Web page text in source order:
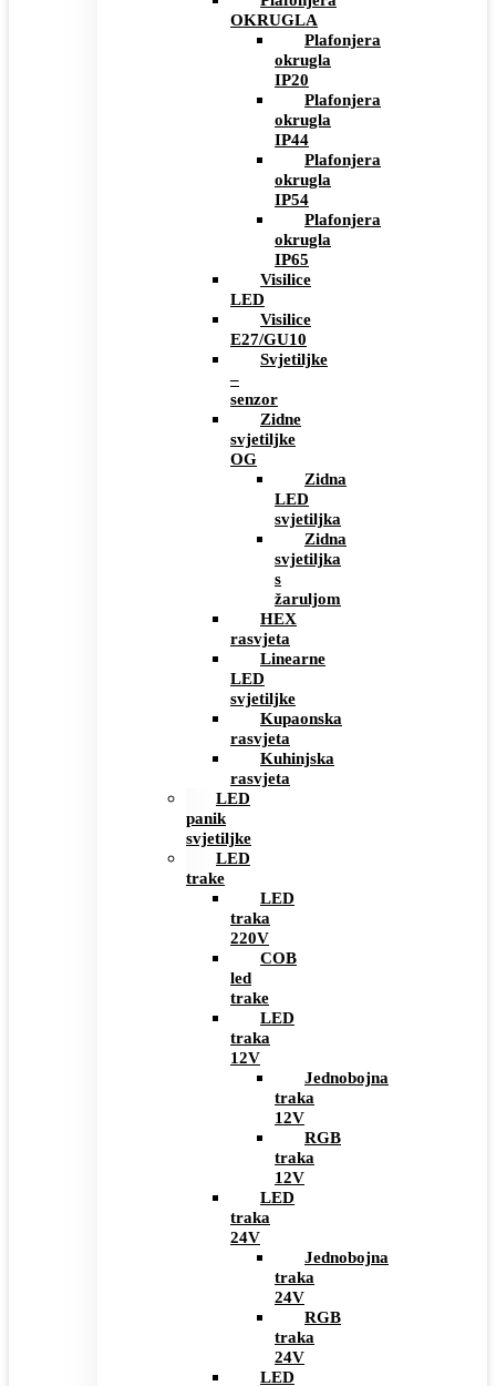
OKRUGLA
Plafonjera
okrugla
IP20
Plafonjera
okrugla
IP44
Plafonjera
okrugla
IP54
Plafonjera
okrugla
IP65
Visilice
LED
Visilice
E27/GU10
Svjetiljke
–
senzor
Zidne
svjetiljke
OG
Zidna
LED
svjetiljka
Zidna
svjetiljka
s
žaruljom
HEX
rasvjeta
Linearne
LED
svjetiljke
Kupaonska
rasvjeta
Kuhinjska
rasvjeta
LED
panik
svjetiljke
LED
trake
LED
traka
220V
COB
led
trake
LED
traka
12V
Jednobojna
traka
12V
RGB
traka
12V
LED
traka
24V
Jednobojna
traka
24V
RGB
traka
24V
LED